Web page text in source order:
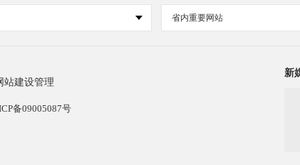
省内重要网站
站建设管理
备09005087号
新